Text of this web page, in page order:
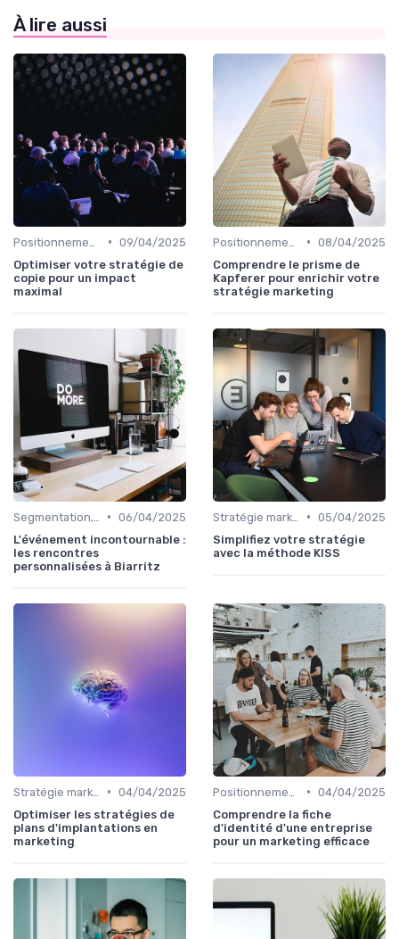
À lire aussi
• 09/04/2025
Optimiser votre stratégie de
copie pour un impact
maximal
• 08/04/2025
Comprendre le prisme de
Kapferer pour enrichir votre
stratégie marketing
• 06/04/2025
L'événement incontournable :
les rencontres
personnalisées à Biarritz
• 05/04/2025
Simplifiez votre stratégie
avec la méthode KISS
• 04/04/2025
Optimiser les stratégies de
plans d'implantations en
marketing
• 04/04/2025
Comprendre la fiche
d'identité d'une entreprise
pour un marketing efficace